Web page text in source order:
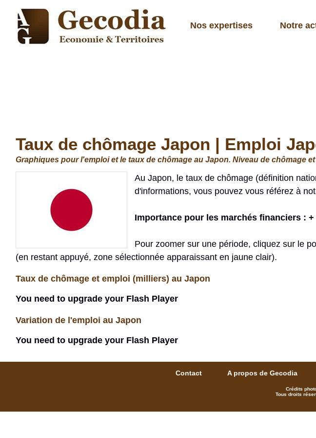
Nos expertises Notre
Taux de chômage Japon | Emploi
Graphiques pour l'emploi et le taux de chômage au Japon. Niveau de chômage
Au Japon, le taux de chômage (définition
d'informations, vous pouvez vous référez à
Importance pour les marchés financiers : +
Pour zoomer sur une période, cliquez sur le
(en restant appuyé, zone sélectionnée apparaissant en jaune clair).
Taux de chômage et emploi (milliers) au Japon
You need to upgrade your Flash Player
Variation de l'emploi au Japon
You need to upgrade your Flash Player
Contact A propos de Gecodia
Crédits
Tous droits